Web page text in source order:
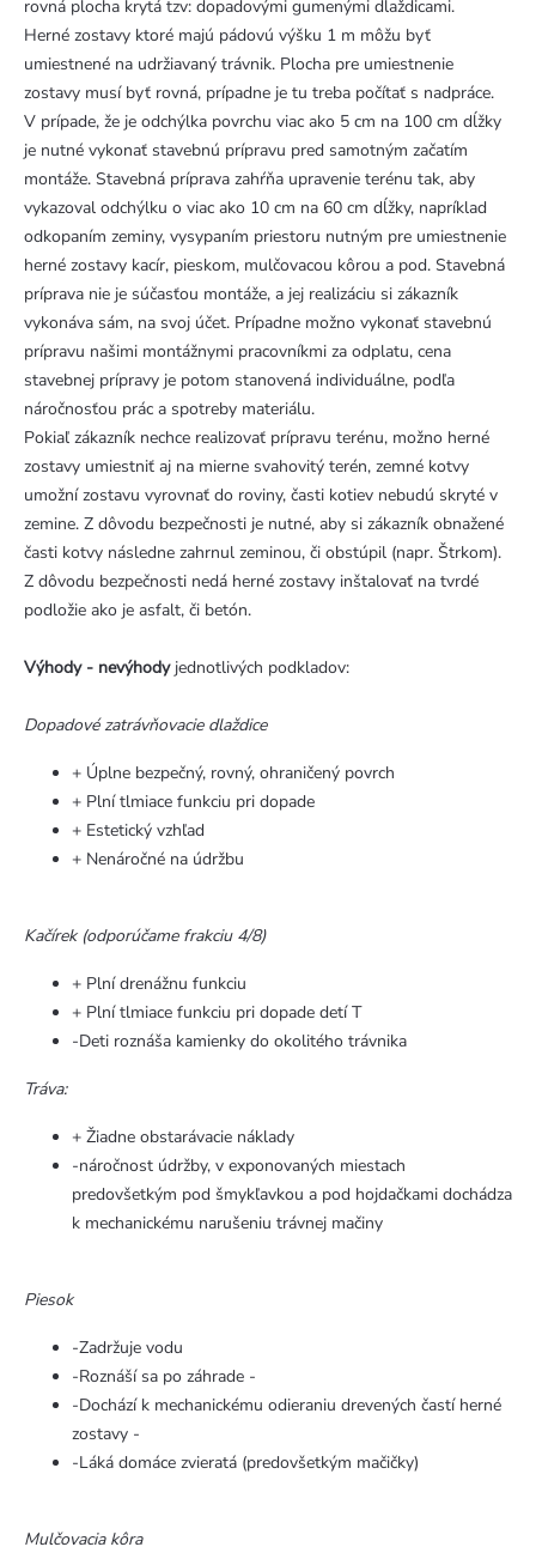
rovná plocha krytá tzv: dopadovými gumenými dlaždicami.
Herné zostavy ktoré majú pádovú výšku 1 m môžu byť
umiestnené na udržiavaný trávnik. Plocha pre umiestnenie
zostavy musí byť rovná, prípadne je tu treba počítať s nadpráce.
V prípade, že je odchýlka povrchu viac ako 5 cm na 100 cm dĺžky
je nutné vykonať stavebnú prípravu pred samotným začatím
montáže. Stavebná príprava zahŕňa upravenie terénu tak, aby
vykazoval odchýlku o viac ako 10 cm na 60 cm dĺžky, napríklad
odkopaním zeminy, vysypaním priestoru nutným pre umiestnenie
herné zostavy kacír, pieskom, mulčovacou kôrou a pod. Stavebná
príprava nie je súčasťou montáže, a jej realizáciu si zákazník
vykonáva sám, na svoj účet. Prípadne možno vykonať stavebnú
prípravu našimi montážnymi pracovníkmi za odplatu, cena
stavebnej prípravy je potom stanovená individuálne, podľa
náročnosťou prác a spotreby materiálu.
Pokiaľ zákazník nechce realizovať prípravu terénu, možno herné
zostavy umiestniť aj na mierne svahovitý terén, zemné kotvy
umožní zostavu vyrovnať do roviny, časti kotiev nebudú skryté v
zemine. Z dôvodu bezpečnosti je nutné, aby si zákazník obnažené
časti kotvy následne zahrnul zeminou, či obstúpil (napr. Štrkom).
Z dôvodu bezpečnosti nedá herné zostavy inštalovať na tvrdé
podložie ako je asfalt, či betón.
Výhody - nevýhodyjednotlivých podkladov:
Dopadové zatrávňovacie dlaždice
+ Úplne bezpečný, rovný, ohraničený povrch
+ Plní tlmiace funkciu pri dopade
+ Estetický vzhľad
+ Nenáročné na údržbu
Kačírek (odporúčame frakciu 4/8)
+ Plní drenážnu funkciu
+ Plní tlmiace funkciu pri dopade detí T
-Deti roznáša kamienky do okolitého trávnika
Tráva:
+ Žiadne obstarávacie náklady
-náročnost údržby, v exponovaných miestach
predovšetkým pod šmykľavkou a pod hojdačkami dochádza
k mechanickému narušeniu trávnej mačiny
Piesok
-Zadržuje vodu
-Roznáší sa po záhrade -
-Dochází k mechanickému odieraniu drevených častí herné
zostavy -
-Láká domáce zvieratá (predovšetkým mačičky)
Mulčovacia kôra